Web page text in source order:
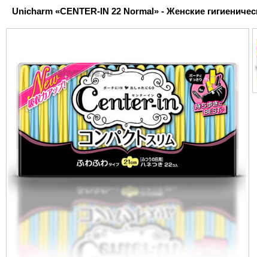
Unicharm «CENTER-IN 22 Normal» - Женские